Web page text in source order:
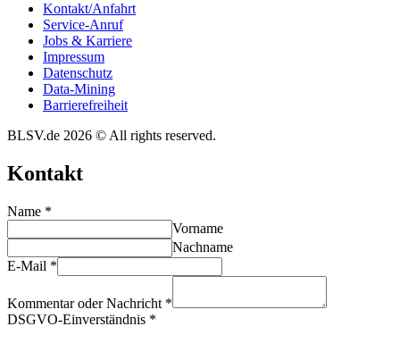
Kontakt/​​Anfahrt
Service-Anruf
Jobs & Karriere
Impres­sum
Daten­schutz
Data-Mining
Barrie­re­frei­heit
BLSV.de 2026 © All rights reserved.
Kontakt
Name *
Vorname
Nachname
E-Mail *
Kommentar oder Nachricht *
DSGVO-Einverständnis *